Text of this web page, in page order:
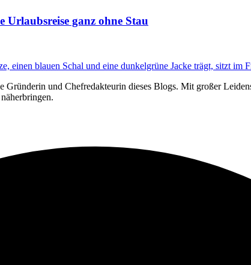
ganz ohne Stau
und Chefredakteurin dieses Blogs. Mit großer